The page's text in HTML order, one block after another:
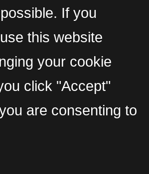
If you
this website
your cookie
click "Accept"
are consenting to